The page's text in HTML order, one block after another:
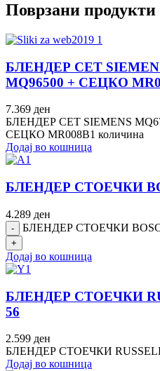
Поврзани продукти
БЛЕНДЕР СЕТ
MQ96500 + СЕЦКО
7.369 ден
БЛЕНДЕР СЕТ SIEMENS
СЕЦКО MR008B1 количина
Додај во кошница
БЛЕНДЕР СТОЕЧКИ
4.289 ден
БЛЕНДЕР СТОЕЧКИ
Додај во кошница
БЛЕНДЕР СТОЕЧКИ
56
2.599 ден
БЛЕНДЕР СТОЕЧКИ RUSSELL
Додај во кошница